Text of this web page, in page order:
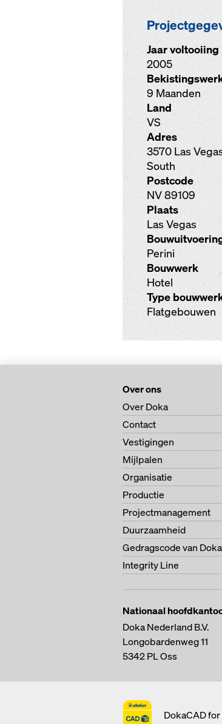
Jaar voltooiing
2005
9 Maanden
Land
VS
Adres
3570 Las
South
Postcode
NV 89109
Plaats
Las Vegas
Perini
Bouwwerk
Hotel
Type
Flatgebouwen
Over ons
Over Doka
Contact
Vestigingen
Mijlpalen
Organisatie
Productie
Projectmanagement
Duurzaamheid
Gedragscode van Doka
Integrity Line
Nationaal
Doka Nederland B.V.
Longobardenweg 11
5342 PLOss
DokaCAD